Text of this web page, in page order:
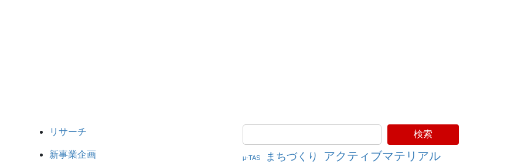
リサーチ
新事業企画
検索
μ-TAS まちづくり アクティブマテリアル